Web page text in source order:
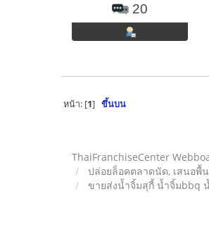
20
หน้า: [1] ขึ้นบน
ThaiFranchiseCenter
ปล่อยล็อคตลาดนัด, เสนอพื้
ขายส่งน้ำจิ้มสุกี้ น้ำจิ้มbbq